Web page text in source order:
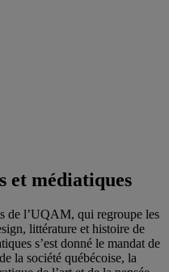
et médiatiques
de l’UQAM, qui regroupe les
littérature et histoire de
s’est donné le mandat de
la société québécoise, la